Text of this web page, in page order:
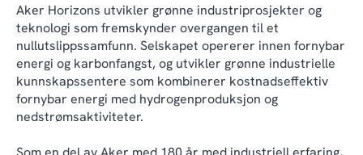
Aker Horizons utvikler grønne industriprosjekter og
teknologi som fremskynder overgangen til et
nullutslippssamfunn. Selskapet opererer innen fornybar
energi og karbonfangst, og utvikler grønne industrielle
kunnskapssentere som kombinerer kostnadseffektiv
fornybar energi med hydrogenproduksjon og
nedstrømsaktiviteter.